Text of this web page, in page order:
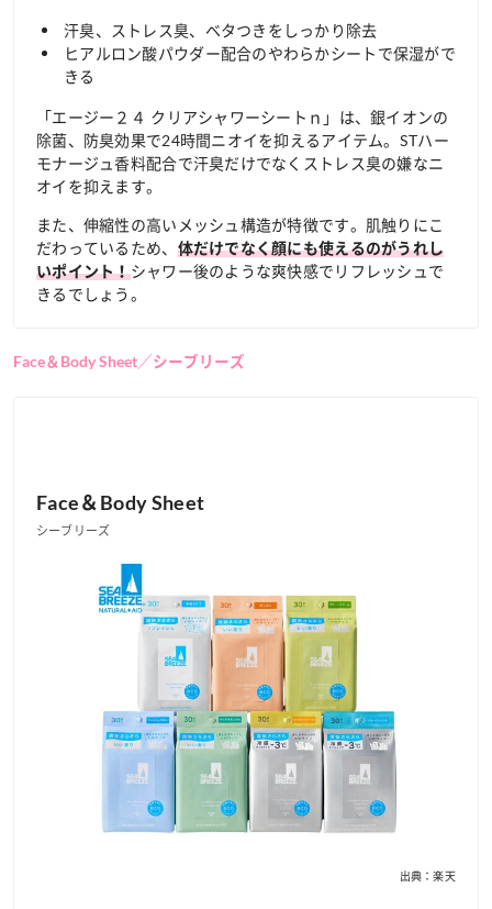
汗臭、ストレス臭、ベタつきをしっかり除去
ヒアルロン酸パウダー配合のやわらかシートで保湿がで
きる
「エージー２４ クリアシャワーシートｎ」は、銀イオンの
除菌、防臭効果で24時間ニオイを抑えるアイテム。STハー
モナージュ香料配合で汗臭だけでなくストレス臭の嫌なニ
オイを抑えます。
また、伸縮性の高いメッシュ構造が特徴です。肌触りにこ
だわっているため、 体だけでなく顔にも使えるのがうれし
いポイント！シャワー後のような爽快感でリフレッシュで
きるでしょう。
Face＆Body Sheet／シーブリーズ
Face＆Body Sheet
シーブリーズ
出典：楽天